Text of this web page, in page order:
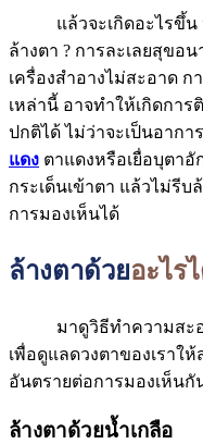
แล้วจะเกิดอะไรขึ้น ห
ล้างตา ? การละเลยสุขอ
เครื่องสำอางไม่สะอาด ก
เหล่านี้ อาจทำให้เกิดกา
ปกติได้ ไม่ว่าจะเป็นอากา
แดง ตาแดงหรือเยื่อบุตาอั
กระเด็นเข้าตา แล้วไม่รี
การมองเห็นได้
ล้างตาด้วยอะไร
มาดูวิธีทำความสะอา
เพื่อดูแลดวงตาของเราใ
อันตรายต่อการมองเห็นกั
ล้างตาด้วยน้ำเกลือ